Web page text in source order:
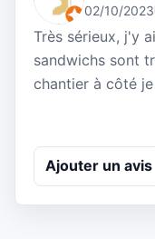
02/10/2023
Très sérieux, j'y
sandwichs sont
chantier à côté
Ajouter un avis